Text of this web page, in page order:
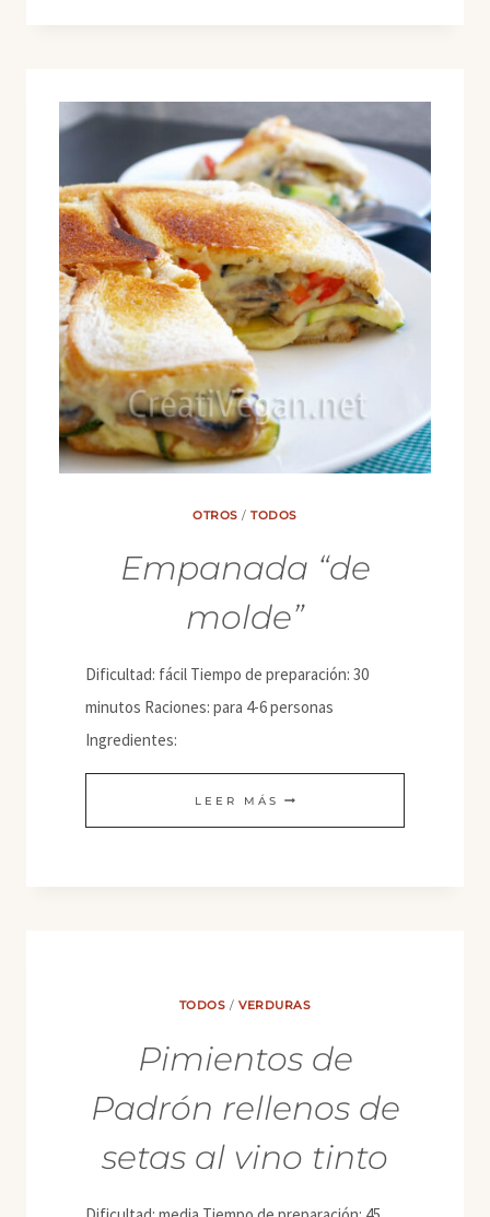
OTROS /TODOS
Empanada “de
molde”
Dificultad: fácil Tiempo de preparación: 30
minutos Raciones: para 4-6 personas
Ingredientes:
LEER MÁS EMPANADA
“DE
TODOS / VERDURAS
Pimientos de
Padrón rellenos de
setas al vino tinto